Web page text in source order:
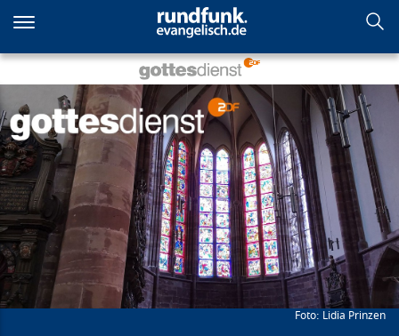
zum
Inhalt
Evangelischer Gottesdienst
aus der Bad Vilbel
Lidia Prinzen